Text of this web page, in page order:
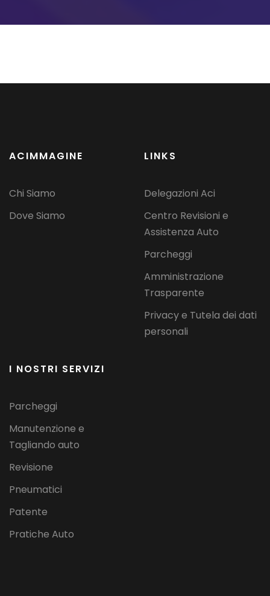
ACIMMAGINE
Chi Siamo
Dove Siamo
LINKS
Delegazioni Aci
Centro Revisioni e
Assistenza Auto
Parcheggi
Amministrazione
Trasparente
Privacy e Tutela dei dati
personali
I NOSTRI SERVIZI
Parcheggi
Manutenzione e
Tagliando auto
Revisione
Pneumatici
Patente
Pratiche Auto